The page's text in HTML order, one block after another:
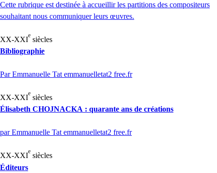
Cette rubrique est destinée à accueillir les partitions des compositeurs
souhaitant nous communiquer leurs œuvres.
XX-XXI
e
siècles
Bibliographie
Par Emmanuelle Tat emmanuelletat2 free.fr
XX-XXI
e
siècles
Élisabeth CHOJNACKA : quarante ans de créations
par Emmanuelle Tat emmanuelletat2 free.fr
XX-XXI
e
siècles
Éditeurs